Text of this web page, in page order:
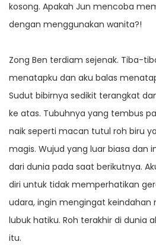
kosong. Apakah Jun mencoba
dengan menggunakan wanita?!
Zong Ben terdiam sejenak. Tiba-
menatapku dan aku balas
Sudut bibirnya sedikit terangkat
ke atas. Tubuhnya yang tembus
naik seperti macan tutul roh biru
magis. Wujud yang luar biasa dan
dari dunia pada saat berikutnya.
diri untuk tidak memperhatikan
udara, ingin mengingat keindahan
lubuk hatiku. Roh terakhir di dunia
itu.